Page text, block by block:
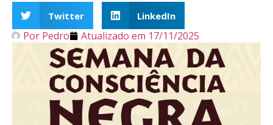
Twitter LinkedIn
Por Pedro Atualizado em 17/11/2025